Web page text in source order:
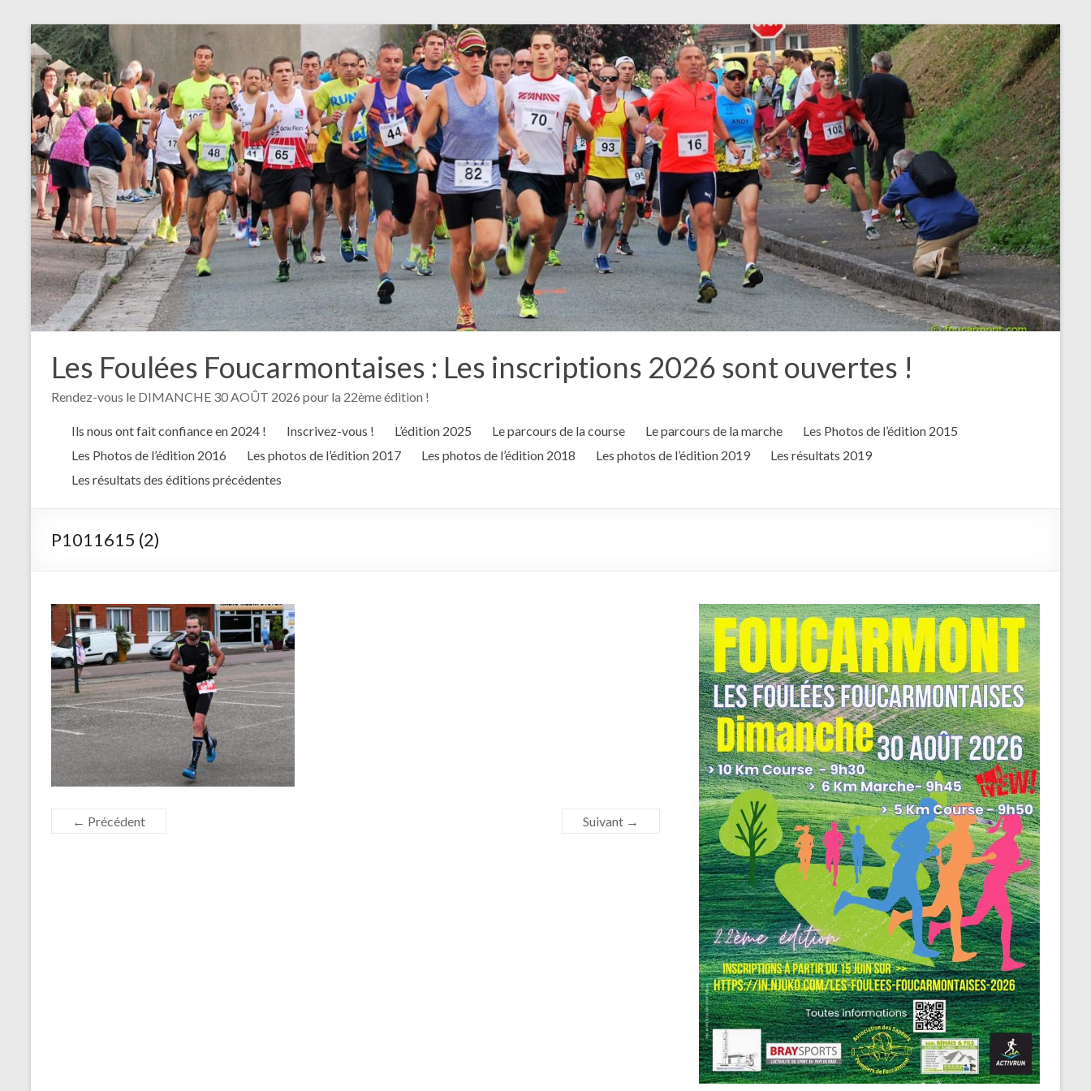
Les Foulées Foucarmontaises : Les inscriptions 2026 sont ouvertes !
Rendez-vous le DIMANCHE 30 AOÛT 2026 pour la 22ème édition !
Ils nous ont fait confiance en 2024 ! Inscrivez-vous ! L’édition 2025 Le parcours de la course Le parcours de la marche
Les Photos de l’édition 2015
Les Photos de l’édition 2016
Les photos de l’édition 2017 Les photos de l’édition 2018 Les photos de l’édition 2019
Les résultats 2019
Les résultats des éditions précédentes
P1011615 (2)
← Précédent Suivant →